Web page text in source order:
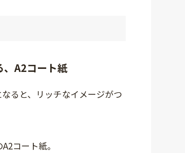
、A2コート紙
ると、リッチなイメージがつ
コート紙。